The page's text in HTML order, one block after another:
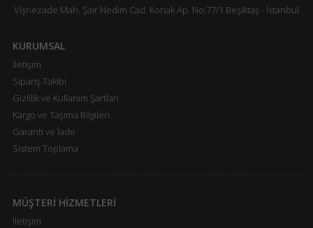
Vişnezade Mah. Şair Nedim Cad. Konak Ap. No:77/1 Beşiktaş - İstanbul
KURUMSAL
İletişim
Sipariş Takibi
Gizlilik ve Kullanım Şartları
Kargo ve Taşıma Bilgileri
Garanti ve İade
Sistem Toplama
MÜŞTERİ HİZMETLERİ
İletişim